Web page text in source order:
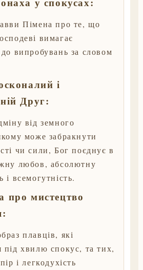
Пімена про те, що
вимагає
до випробувань за словом
і
Друг:
від земного
може забракнути
чи сили, Бог поєднує в
любов, абсолютну
і всемогутність.
про мистецтво
плавців, які
під хвилю спокус, та тих,
і легкодухість